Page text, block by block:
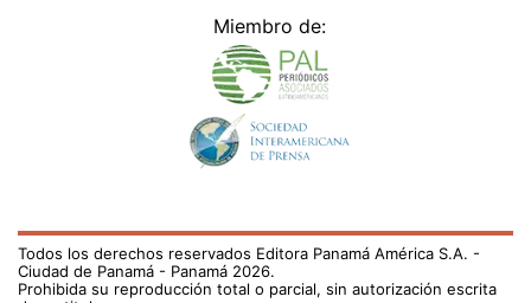
Miembro de:
Todos los derechos reservados Editora Panamá América S.A. -
Ciudad de Panamá - Panamá 2026.
Prohibida su reproducción total o parcial, sin autorización escrita